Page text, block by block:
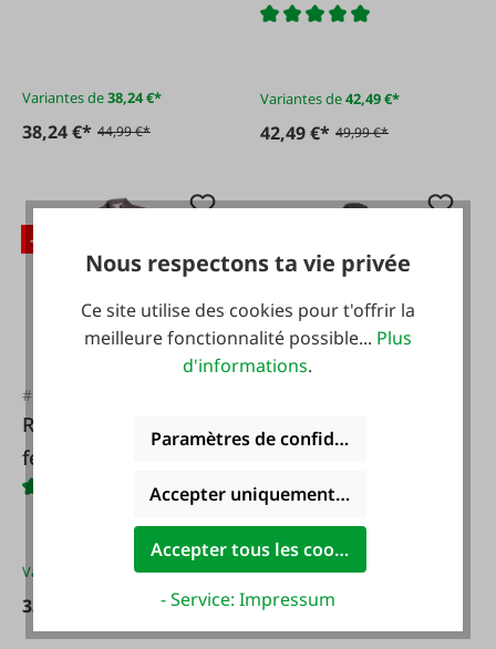
Variantes de38,24 €*
38,24 €* 44,99 €*
Variantes de42,49 €*
42,49 €* 49,99 €*
-15 %
#36252
Reindl Manteau
femme gris
Variantes de 33,99 €*
33,99 €*
Reindl Manteau
Variantes de33,99 €*
33,99 €*
Nous respectons ta vie privée
Ce site utilise des cookies pour t'offrir la
meilleure fonctionnalité possible... Plus
d'informations.
Paramètres de confidentialité
Accepter uniquement les cookies
Accepter tous les cookies
- Service: Impressum